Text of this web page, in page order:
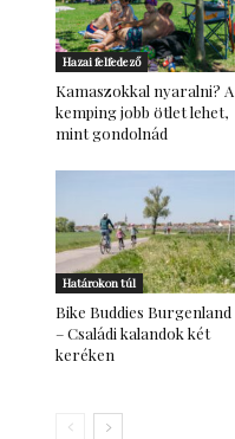
Hazai felfedező
Kamaszokkal nyaralni? A
kemping jobb ötlet lehet,
mint gondolnád
Határokon túl
Bike Buddies Burgenland
– Családi kalandok két
keréken